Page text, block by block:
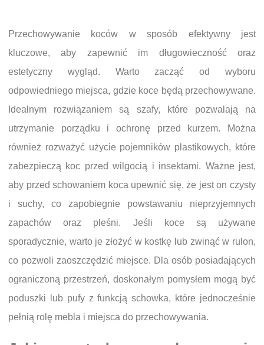
Przechowywanie koców w sposób efektywny jest
kluczowe, aby zapewnić im długowieczność oraz
estetyczny wygląd. Warto zacząć od wyboru
odpowiedniego miejsca, gdzie koce będą przechowywane.
Idealnym rozwiązaniem są szafy, które pozwalają na
utrzymanie porządku i ochronę przed kurzem. Można
również rozważyć użycie pojemników plastikowych, które
zabezpieczą koc przed wilgocią i insektami. Ważne jest,
aby przed schowaniem koca upewnić się, że jest on czysty
i suchy, co zapobiegnie powstawaniu nieprzyjemnych
zapachów oraz pleśni. Jeśli koce są używane
sporadycznie, warto je złożyć w kostkę lub zwinąć w rulon,
co pozwoli zaoszczędzić miejsce. Dla osób posiadających
ograniczoną przestrzeń, doskonałym pomysłem mogą być
poduszki lub pufy z funkcją schowka, które jednocześnie
pełnią rolę mebla i miejsca do przechowywania.